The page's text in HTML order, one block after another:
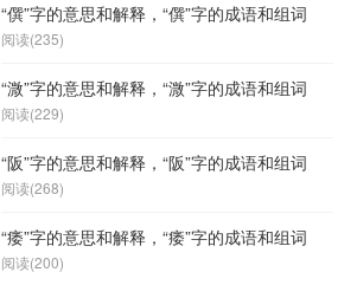
“僎”字的意思和解释，“僎”字的成语和组词
阅读(235)
“溦”字的意思和解释，“溦”字的成语和组词
阅读(229)
“阪”字的意思和解释，“阪”字的成语和组词
阅读(268)
“痿”字的意思和解释，“痿”字的成语和组词
阅读(200)